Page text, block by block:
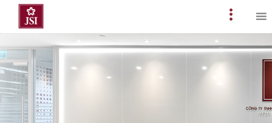
content
Primary
Menu